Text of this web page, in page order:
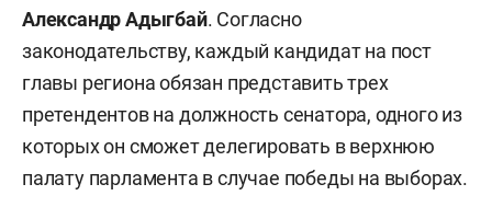
Александр Адыгбай. Согласно
законодательству, каждый кандидат на пост
главы региона обязан представить трех
претендентов на должность сенатора, одного из
которых он сможет делегировать в верхнюю
палату парламента в случае победы на выборах.